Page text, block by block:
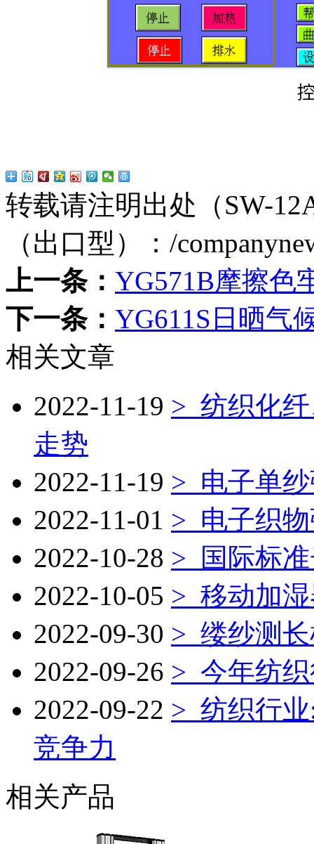
转载请注明出处（SW-
（出口型）： /
上一条： YG571B摩擦色
下一条： YG611S日晒气
相关文章
2022-11-19 > 纺织化
走势
2022-11-19 > 电子单
2022-11-01 > 电子织
2022-10-28 > 国际标
2022-10-05 > 移动加
2022-09-30 > 缕纱测
2022-09-26 > 今年纺
2022-09-22 > 纺织行
竞争力
相关产品